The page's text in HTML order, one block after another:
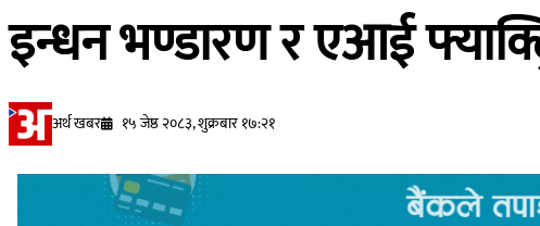
इन्धन भण्डारण र एआई
अर्थ खबर १५ जेष्ठ २०८३, शुक्रबार १७:२१